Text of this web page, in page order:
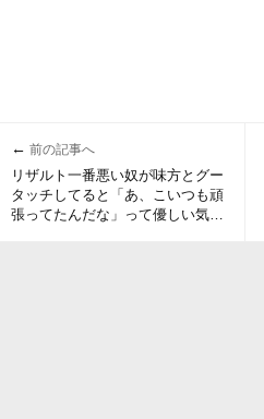
← 前の記事へ
リザルト一番悪い奴が味方とグー
タッチしてると「あ、こいつも頑
張ってたんだな」って優しい気持